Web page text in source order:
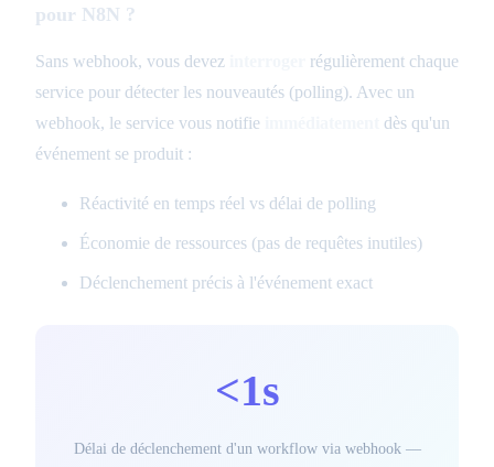
pour N8N ?
Sans webhook, vous devez
régulièrement chaque
service pour détecter les nouveautés (polling). Avec un
webhook, le service vous notifie
dès qu'un
événement se produit :
Réactivité en temps réel vs délai de polling
Économie de ressources (pas de requêtes inutiles)
Déclenchement précis à l'événement exact
<1s
Délai de déclenchement d'un workflow via webhook —